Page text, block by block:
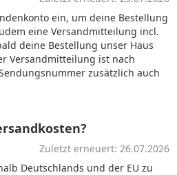
ein, um deine Bestellung
eine Versandmitteilung incl.
deine Bestellung unser Haus
Versandmitteilung ist nach
zusätzlich auch
Zuletzt erneuert: 26.07.2026
Deutschlands und der EU zu